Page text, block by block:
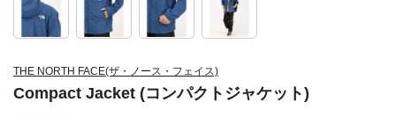
THE NORTH FACE(ザ・ノース・フェイス)
Compact Jacket (コンパクトジャケット)